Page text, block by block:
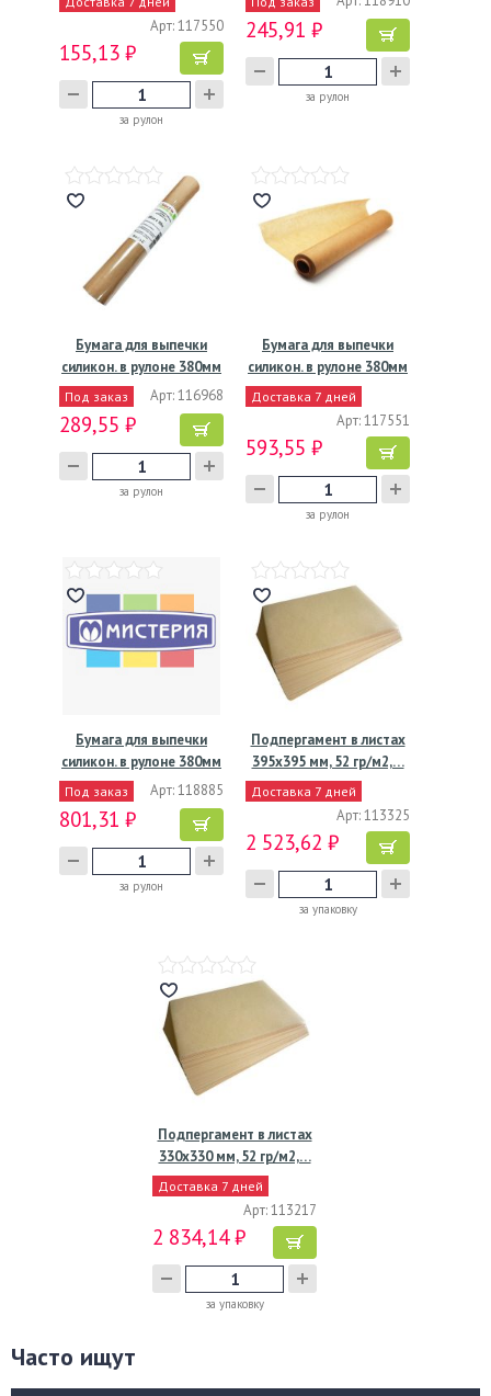
Арт: 117550
155,13 ₽
за рулон
245,91 ₽
за рулон
Бумага для выпечки
силикон. в рулоне 380мм
х…
Под заказ Арт: 116968
289,55 ₽
за рулон
Бумага для выпечки
силикон. в рулоне 380мм
х…
Доставка 7 дней
Арт: 117551
593,55 ₽
за рулон
Бумага для выпечки
силикон. в рулоне 380мм
х…
Под заказ Арт: 118885
801,31 ₽
за рулон
Подпергамент в листах
395х395 мм, 52 гр/м2,…
Доставка 7 дней
Арт: 113325
2 523,62 ₽
за упаковку
Подпергамент в листах
330х330 мм, 52 гр/м2,…
Доставка 7 дней
Арт: 113217
2 834,14 ₽
за упаковку
Часто ищут